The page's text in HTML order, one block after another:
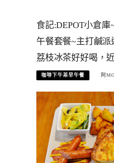
食記:DEPOT小倉
午餐套餐~主打鹹派
荔枝冰茶好好喝，
咖啡下午茶早午餐 阿